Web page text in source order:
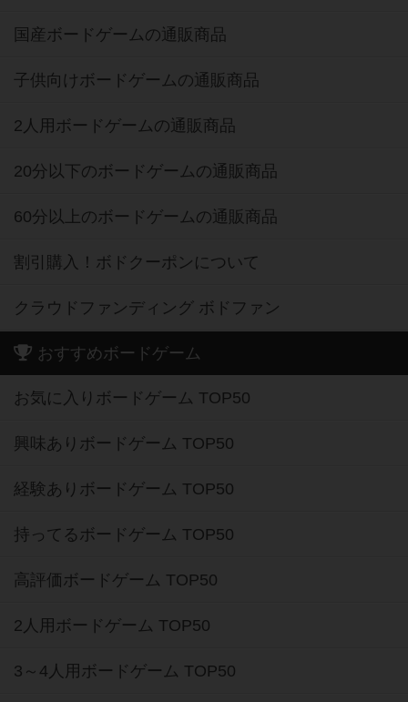
国産ボードゲームの通販商品
子供向けボードゲームの通販商品
2人用ボードゲームの通販商品
20分以下のボードゲームの通販商品
60分以上のボードゲームの通販商品
割引購入！ボドクーポンについて
クラウドファンディング ボドファン
おすすめボードゲーム
お気に入りボードゲーム TOP50
興味ありボードゲーム TOP50
経験ありボードゲーム TOP50
持ってるボードゲーム TOP50
高評価ボードゲーム TOP50
2人用ボードゲーム TOP50
3～4人用ボードゲーム TOP50